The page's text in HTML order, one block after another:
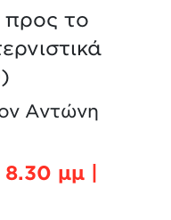
μμ |
προς το
Αντώνη